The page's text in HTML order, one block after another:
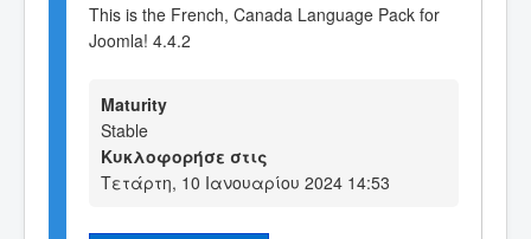
This is the French, Canada Language Pack for
Joomla! 4.4.2
Maturity
Stable
Κυκλοφορήσε στις
Τετάρτη, 10 Ιανουαρίου 2024 14:53